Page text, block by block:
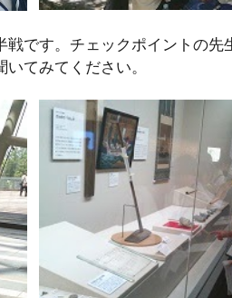
です。チェックポイントの
てみてください。